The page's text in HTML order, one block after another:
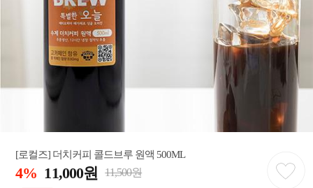
[로컬즈] 더치커피 콜드브루 원액 500ML
4% 11,000원 11,500원